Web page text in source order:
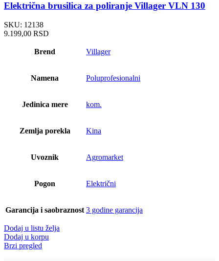
Električna brusilica za poliranje Villager VLN 130
SKU: 12138
9.199,00 RSD
Brend Villager
Namena Poluprofesionalni
Jedinica mere kom.
Zemlja porekla Kina
Uvoznik Agromarket
Pogon Električni
Garancija i saobraznost 3 godine garancija
Dodaj u listu želja
Dodaj u korpu
Brzi pregled